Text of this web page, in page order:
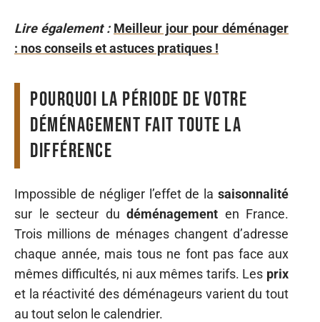
Lire également : Meilleur jour pour déménager
: nos conseils et astuces pratiques !
Pourquoi la période de votre
déménagement fait toute la
différence
Impossible de négliger l’effet de la saisonnalité
sur le secteur du déménagement en France.
Trois millions de ménages changent d’adresse
chaque année, mais tous ne font pas face aux
mêmes difficultés, ni aux mêmes tarifs. Les prix
et la réactivité des déménageurs varient du tout
au tout selon le calendrier.